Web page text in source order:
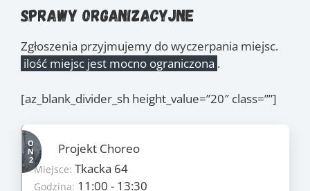
Sprawy organizacyjne
Zgłoszenia przyjmujemy do wyczerpania miejsc.
ilość miejsc jest mocno ograniczona .
[az_blank_divider_sh height_value=”20″ class=””]
Projekt Choreo
Miejsce: Tkacka 64
Godzina: 11:00 - 13:30
Szczegóły
Ilość zajęć:15
Cena: 1390 PLN/os